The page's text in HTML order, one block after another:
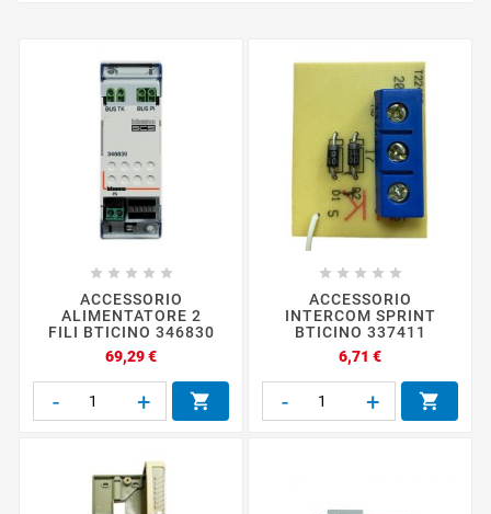
    
ACCESSORIO
ALIMENTATORE 2
FILI BTICINO 346830
69,29 €Prezzo
- + 
    
ACCESSORIO
INTERCOM SPRINT
BTICINO 337411
6,71 €Prezzo
- + 